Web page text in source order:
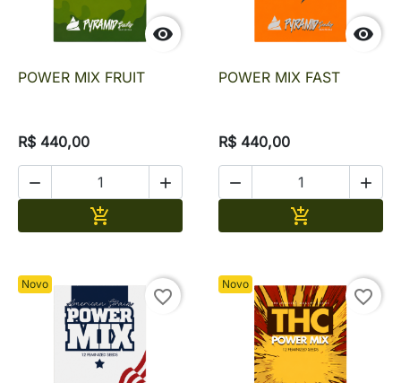

POWER MIX FRUIT
R$ 440,00
 


POWER MIX FAST
R$ 440,00
 

Novo
favorite_border
Novo
favorite_border